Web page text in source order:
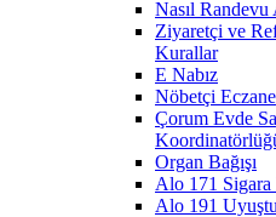
Nasıl
Ziyaretçi ve
Kurallar
E Nabız
Nöbetçi Eczane
Çorum Evde
Organ Bağışı
Alo 171 Sigara
Alo 191